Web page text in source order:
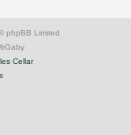
phpBB Limited
Cellar